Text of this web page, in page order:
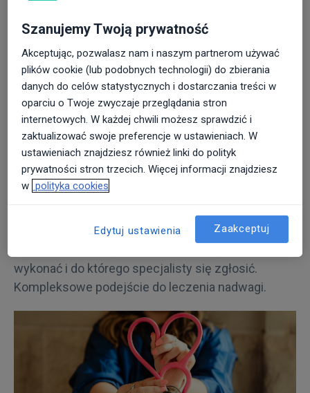
ARTYKUŁY 25 marca 2026
Dlaczego nie chudnę mimo diety i
ćwiczeń? Najczęstsze przyczyny i co
zrobić.
Dlaczego nie chudniesz mimo wysiłków? Odkryj
mechanizmy biologiczne utrudniające
odchudzanie, wpływ stresu i chorób na
wykonać i do którego specjalisty się zgłosić.
Kompleksowe podejście do leczenia nadwagi.
Szanujemy Twoją prywatność
Akceptując, pozwalasz nam i naszym partnerom używać
plików cookie (lub podobnych technologii) do zbierania
danych do celów statystycznych i dostarczania treści w
oparciu o Twoje zwyczaje przeglądania stron
internetowych. W każdej chwili możesz sprawdzić i
zaktualizować swoje preferencje w ustawieniach. W
ustawieniach znajdziesz również linki do polityk
prywatności stron trzecich. Więcej informacji znajdziesz
w polityka cookies
Edytuj ustawienia Zaakceptuj